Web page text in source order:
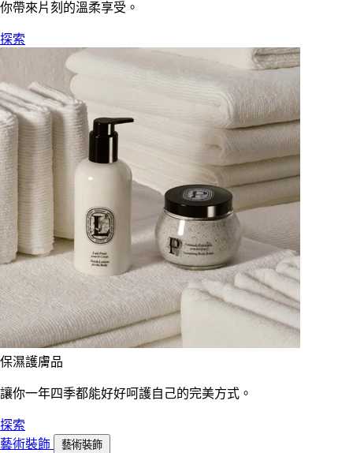
你帶來片刻的溫柔享受。
探索
保濕護膚品
讓你一年四季都能好好呵護自己的完美方式。
探索
藝術裝飾
藝術裝飾